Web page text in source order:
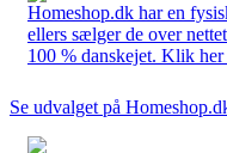
Homeshop.dk har en
ellers sælger de over
100 % danskejet. Klik her
Se udvalget på